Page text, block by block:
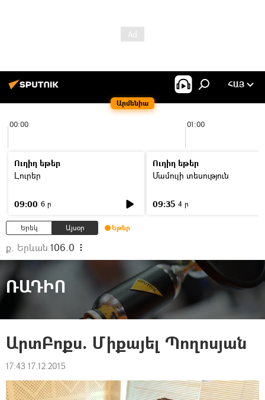
Արմենիա
ՀԱՅ
00:00 01:00
Ուղիղ եթեր
Լուրեր
09:00 6 ր
Ուղիղ եթեր
Մամուլի տեսություն
09:35 4 ր
Երեկ Այսօր Եթեր
ք. Երևան 106.0
ՌԱԴԻՈ
ԱրտԲոքս. Միքայել Պողոսյան
17:43 17.12.2015